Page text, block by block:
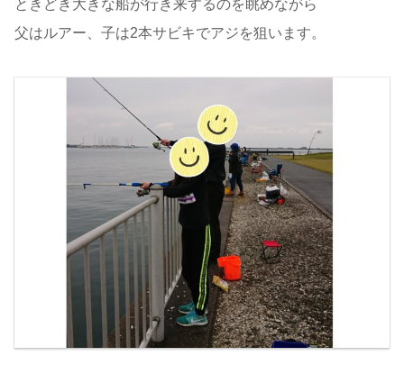
ときどき大きな船が行き来するのを眺めながら
父はルアー、子は2本サビキでアジを狙います。